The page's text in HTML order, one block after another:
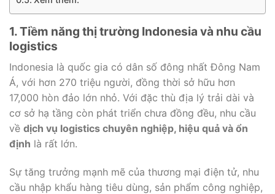
1. Tiềm năng thị trường Indonesia và nhu cầu
logistics
Indonesia là quốc gia có dân số đông nhất Đông Nam
Á, với hơn 270 triệu người, đồng thời sở hữu hơn
17,000 hòn đảo lớn nhỏ. Với đặc thù địa lý trải dài và
cơ sở hạ tầng còn phát triển chưa đồng đều, nhu cầu
về dịch vụ logistics chuyên nghiệp, hiệu quả và ổn
định là rất lớn.
Sự tăng trưởng mạnh mẽ của thương mại điện tử, nhu
cầu nhập khẩu hàng tiêu dùng, sản phẩm công nghiệp,